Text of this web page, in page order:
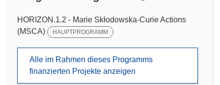
HORIZON.1.2 - Marie Skłodowska-Curie Actions
(MSCA)
HAUPTPROGRAMM
Alle im Rahmen dieses Programms
finanzierten Projekte anzeigen